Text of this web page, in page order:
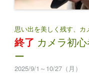
思い出を美しく残す、カ
終了 カメラ初
ー
2025/9/1～10/27（月）